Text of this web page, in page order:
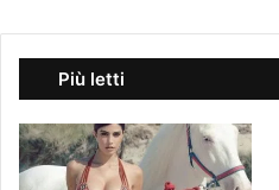
Più letti